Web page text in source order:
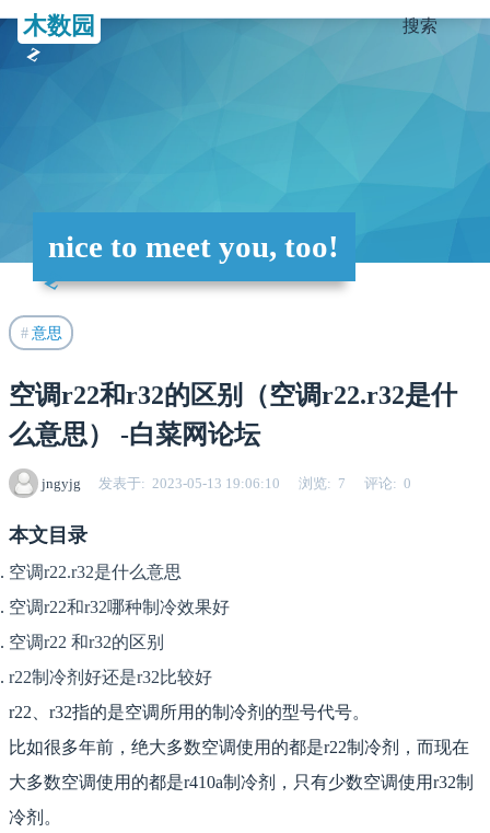
木数园 搜索
nice to meet you, too!
意思
空调r22和r32的区别（空调r22.r32是什
么意思） -白菜网论坛
jngyjg 发表于 2023-05-13 19:06:10 浏览 7 评论 0
本文目录
空调r22.r32是什么意思
空调r22和r32哪种制冷效果好
空调r22 和r32的区别
r22制冷剂好还是r32比较好
r22、r32指的是空调所用的制冷剂的型号代号。
比如很多年前，绝大多数空调使用的都是r22制冷剂，而现在
大多数空调使用的都是r410a制冷剂，只有少数空调使用r32制
冷剂。